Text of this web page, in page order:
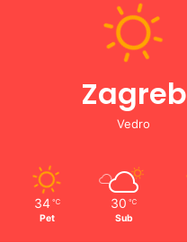
Zagreb
Vedro
34 ℃
Pet
30 ℃
Sub